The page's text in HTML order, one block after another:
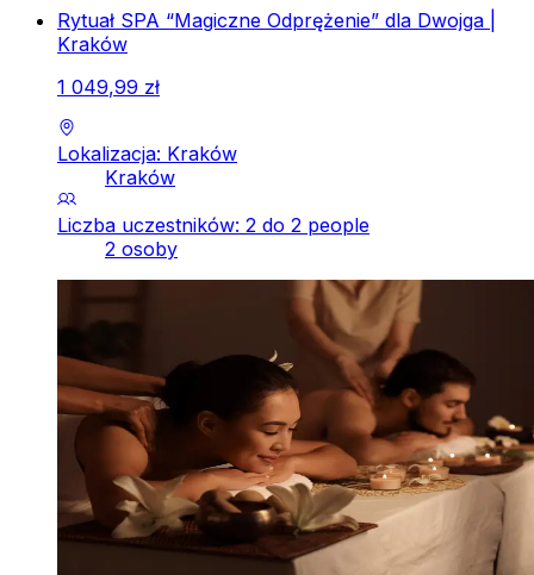
Rytuał SPA “Magiczne Odprężenie” dla Dwojga |
Kraków
1 049,99 zł
Lokalizacja: Kraków
Kraków
Liczba uczestników: 2 do 2 people
2 osoby